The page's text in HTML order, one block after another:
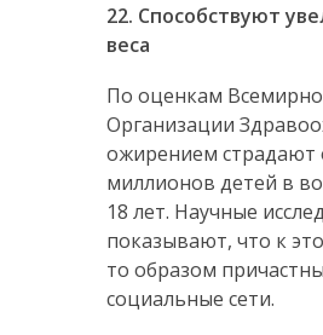
22. Способствуют
веса
По оценкам
Организации
ожирением страдают
миллионов детей в
18 лет. Научные
показывают, что к
то образом причастны
социальные сети.